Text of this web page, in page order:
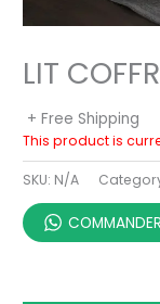
LIT
+ Free Shipping
This product is
SKU: N/A